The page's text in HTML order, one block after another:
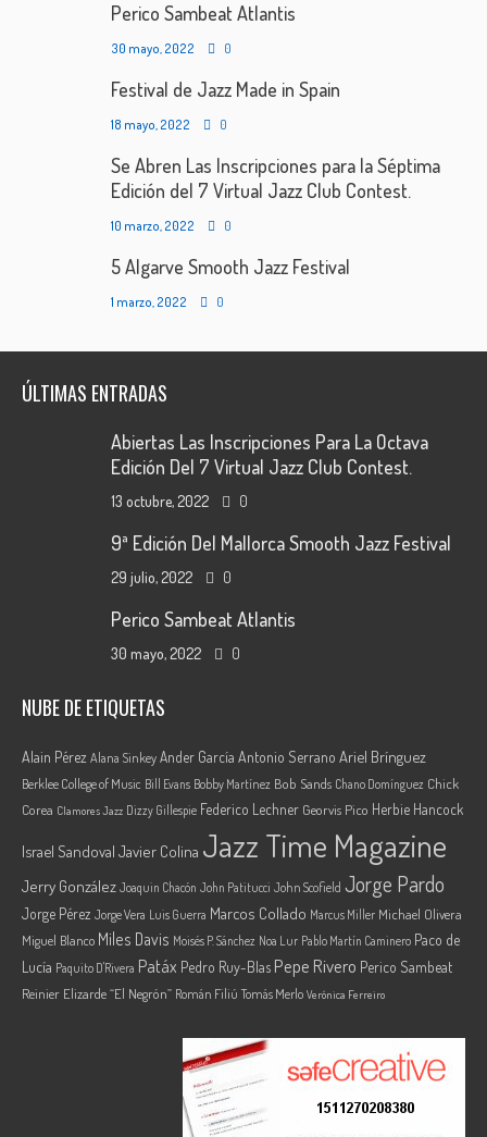
Perico Sambeat Atlantis
30 mayo, 2022 0
Festival de Jazz Made in Spain
18 mayo, 2022 0
Se Abren Las Inscripciones para la Séptima
Edición del 7 Virtual Jazz Club Contest.
10 marzo, 2022 0
5 Algarve Smooth Jazz Festival
1 marzo, 2022 0
ÚLTIMAS ENTRADAS
Abiertas Las Inscripciones Para La Octava
Edición Del 7 Virtual Jazz Club Contest.
13 octubre, 2022 0
9ª Edición Del Mallorca Smooth Jazz Festival
29 julio, 2022 0
Perico Sambeat Atlantis
30 mayo, 2022 0
NUBE DE ETIQUETAS
Alain Pérez Alana SinkeyAnder García Antonio Serrano Ariel Brínguez
Berklee College of Music Bill Evans Bobby Martínez Bob Sands Chano Domínguez Chick
Corea Clamores Jazz Dizzy Gillespie Federico Lechner Georvis Pico Herbie Hancock
Israel Sandoval Javier Colina Jazz Time Magazine
Jerry González Joaquin Chacón John Patitucci John Scofield Jorge Pardo
Jorge Pérez Jorge Vera Luis Guerra Marcos Collado Marcus Miller Michael Olivera
Miguel Blanco Miles Davis Moisés P. Sánchez Noa Lur Pablo Martín Caminero Paco de
Lucía Paquito D'Rivera Patáx Pedro Ruy-Blas Pepe Rivero Perico Sambeat
Reinier Elizarde “El Negrón” Román Filiú Tomás Merlo Verónica Ferreiro